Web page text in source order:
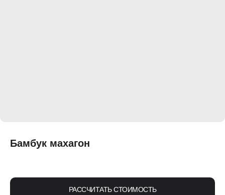
Бамбук махагон
РАССЧИТАТЬ СТОИМОСТЬ